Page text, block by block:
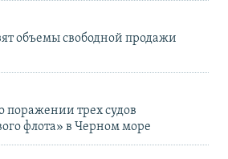
объемы свободной продажи
поражении трех судов
флота» в Черном море